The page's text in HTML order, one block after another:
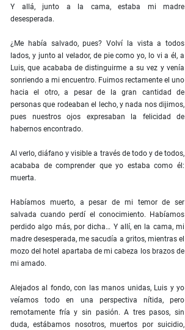
Y allá, junto a la cama, estaba mi madre
desesperada.
¿Me había salvado, pues? Volví la vista a todos
lados, y junto al velador, de pie como yo, lo vi a él, a
Luis, que acababa de distinguirme a su vez y venía
sonriendo a mi encuentro. Fuimos rectamente el uno
hacia el otro, a pesar de la gran cantidad de
personas que rodeaban el lecho, y nada nos dijimos,
pues nuestros ojos expresaban la felicidad de
habernos encontrado.
Al verlo, diáfano y visible a través de todo y de todos,
acababa de comprender que yo estaba como él:
muerta.
Habíamos muerto, a pesar de mi temor de ser
salvada cuando perdí el conocimiento. Habíamos
perdido algo más, por dicha… Y allí, en la cama, mi
madre desesperada, me sacudía a gritos, mientras el
mozo del hotel apartaba de mi cabeza los brazos de
mi amado.
Alejados al fondo, con las manos unidas, Luis y yo
veíamos todo en una perspectiva nítida, pero
remotamente fría y sin pasión. A tres pasos, sin
duda, estábamos nosotros, muertos por suicidio,